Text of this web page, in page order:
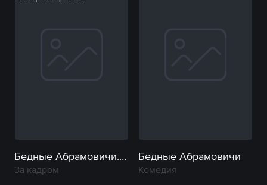
Бедные Абрамовичи. Фильм о фильме
За кадром
Бедные Абрамовичи
Комедия